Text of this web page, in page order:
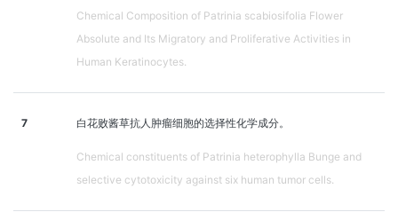
Chemical Composition of Patrinia scabiosifolia Flower
Absolute and Its Migratory and Proliferative Activities in
Human Keratinocytes.
7 白花败酱草抗人肿瘤细胞的选择性化学成分。
Chemical constituents of Patrinia heterophylla Bunge and
selective cytotoxicity against six human tumor cells.